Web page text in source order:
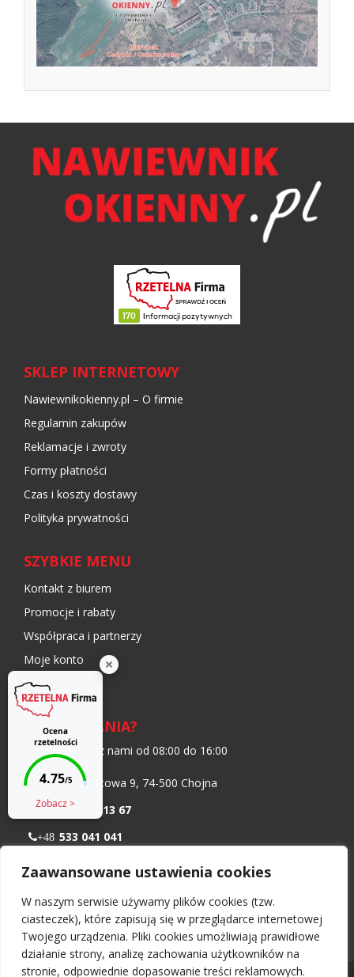
Zaawansowane ustawienia cookies
W naszym serwisie używamy plików cookies (tzw.
ciasteczek), które zapisują się w przeglądarce internetowej
Twojego urządzenia. Pliki cookies umożliwiają prawidłowe
działanie strony, analizę zachowania użytkowników na
stronie, odpowiednie dopasowanie treści reklamowych.
SKLEP INTERNETOWY
Nawiewnikokienny.pl – O firmie
Regulamin zakupów
Reklamacje i zwroty
Formy płatności
Czas i koszty dostawy
Polityka prywatności
SZYBKIE MENU
Kontakt z biurem
Promocje i rabaty
Współpraca i partnerzy
Moje konto
Blog
MASZ PYTANIA?
Skontaktuj się z nami od 08:00 do 16:00
ul. Transportowa 9, 74-500 Chojna
+48 91 402 13 67
+48 533 041 041
Pn – Pt: 08:00 – 16:00